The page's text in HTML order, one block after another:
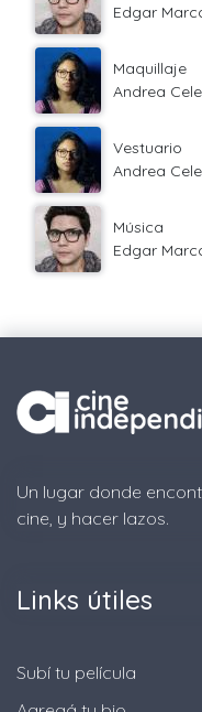
Edgar
Maquillaje
Andrea
Vestuario
Andrea
Música
Edgar
Un lugar donde
cine, y hacer lazos.
Links útiles
Subí tu película